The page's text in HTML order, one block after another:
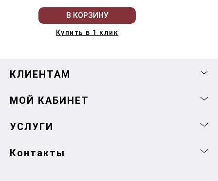
В КОРЗИНУ
Купить в 1 клик
КЛИЕНТАМ
МОЙ КАБИНЕТ
УСЛУГИ
Контакты